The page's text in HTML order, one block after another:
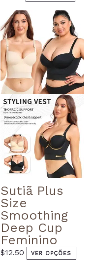
Sutiã Plus
Size
Smoothing
Deep Cup
Feminino
$12.50 VER OPÇÕES
has
The
be
on
the
page